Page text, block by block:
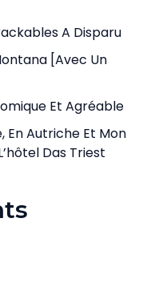
A Disparu
[avec Un
Et Agréable
En Autriche Et Mon
Das Triest